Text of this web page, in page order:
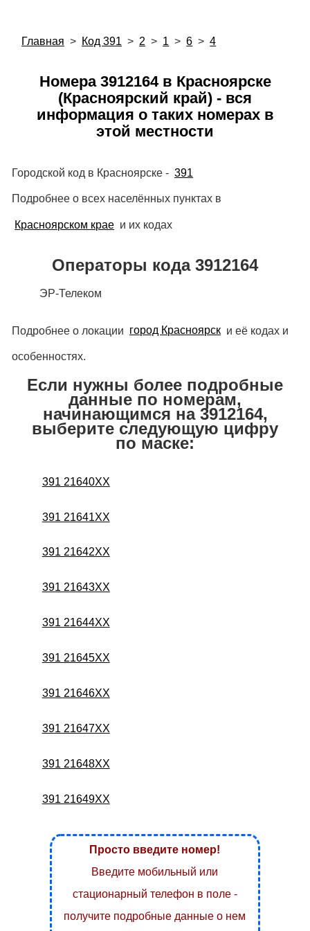
Главная > Код 391 > 2 > 1 > 6 > 4
Номера 3912164 в Красноярске
(Красноярский край) - вся
информация о таких номерах в
этой местности
Городской код в Красноярске - 391
Подробнее о всех населённых пунктах в
Красноярском крае и их кодах
Операторы кода 3912164
ЭР-Телеком
Подробнее о локации город Красноярск и её кодах и
особенностях.
Если нужны более подробные
данные по номерам,
начинающимся на 3912164,
выберите следующую цифру
по маске:
391 21640XX
391 21641XX
391 21642XX
391 21643XX
391 21644XX
391 21645XX
391 21646XX
391 21647XX
391 21648XX
391 21649XX
Просто введите номер!
Введите мобильный или
стационарный телефон в поле -
получите подробные данные о нем